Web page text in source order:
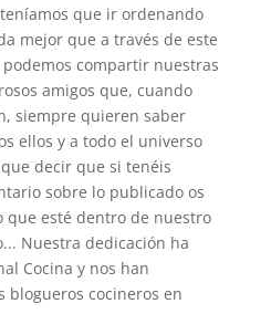
que ir ordenando
mejor que a través de este
compartir nuestras
amigos que, cuando
siempre quieren saber
ellos y a todo el universo
decir que si tenéis
sobre lo publicado os
que esté dentro de nuestro
Nuestra dedicación ha
Cocina y nos han
blogueros cocineros en